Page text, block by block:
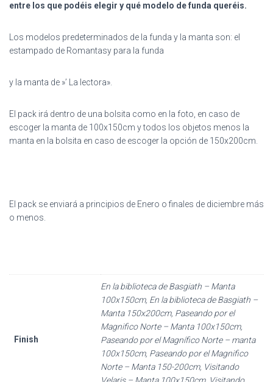
entre los que podéis elegir y qué modelo de funda queréis.
Los modelos predeterminados de la funda y la manta son: el
estampado de Romantasy para la funda
y la manta de »’ La lectora».
El pack irá dentro de una bolsita como en la foto, en caso de
escoger la manta de 100x150cm y todos los objetos menos la
manta en la bolsita en caso de escoger la opción de 150x200cm.
El pack se enviará a principios de Enero o finales de diciembre más
o menos.
Finish
En la biblioteca de Basgiath – Manta
100x150cm, En la biblioteca de Basgiath –
Manta 150x200cm, Paseando por el
Magnifico Norte – Manta 100x150cm,
Paseando por el Magnífico Norte – manta
100x150cm, Paseando por el Magnifico
Norte – Manta 150-200cm, Visitando